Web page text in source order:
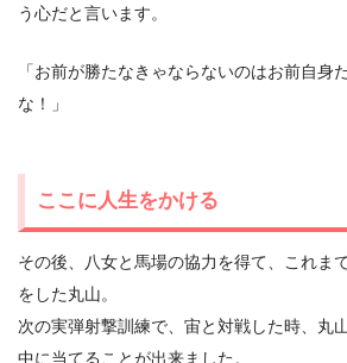
う心だと言います。
「お前が勝たなきゃならないのはお前自身
な！」
ここに人生をかける
その後、八女と馬場の協力を得て、これま
をした丸山。
次の実弾射撃訓練で、宙と対戦した時、丸
中に当てることが出来ました。